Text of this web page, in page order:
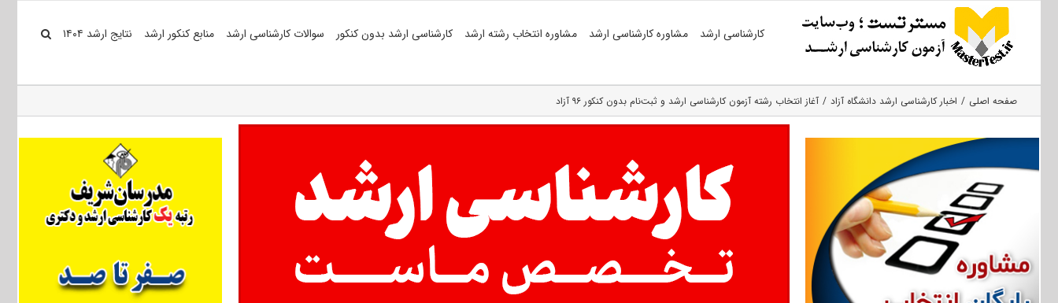
کارشناسی ارشد مشاوره کارشناسی ارشد مشاوره انتخاب رشته ارشد کارشناسی ارشد بدون کنکور سوالات کارشناسی ارشد منابع کنکور ارشد نتایج ارشد ۱۴۰۴
صفحه اصلی اخبار کارشناسی ارشد دانشگاه آزاد آغاز انتخاب رشته آزمون کارشناسی ارشد و ثبت‌نام بدون کنکور ۹۶ آزاد